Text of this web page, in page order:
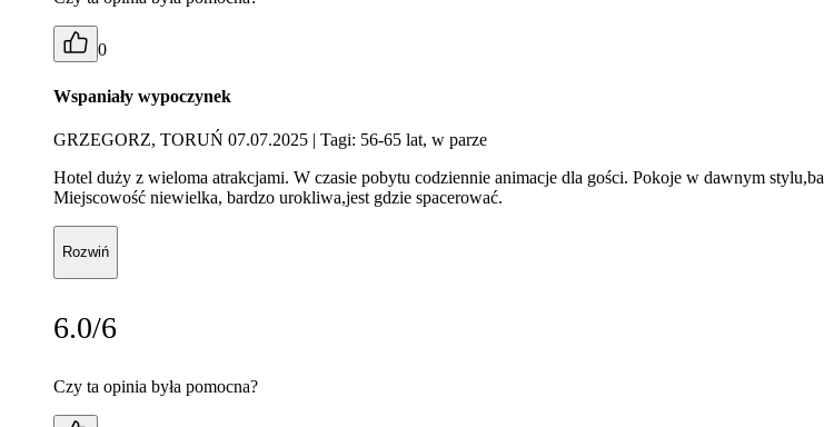
0
Wspaniały wypoczynek
GRZEGORZ, TORUŃ 07.07.2025 | Tagi: 56-65 lat, w parze
Hotel duży z wieloma atrakcjami. W czasie pobytu codziennie animacje dla gości. Pokoje w dawnym
Miejscowość niewielka, bardzo urokliwa,jest gdzie spacerować.
Rozwiń
6.0/6
Czy ta opinia była pomocna?